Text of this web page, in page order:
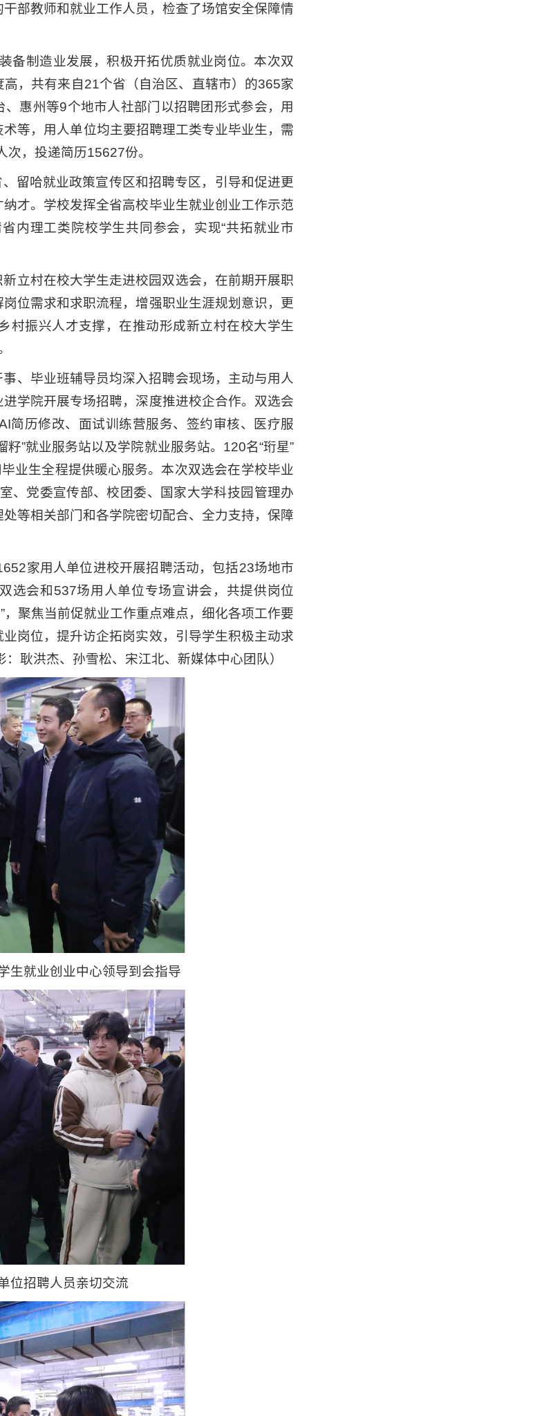
部教师和就业工作人员，检查了场馆安全保障情
备制造业发展，积极开拓优质就业岗位。本次双
，共有来自21个省（自治区、直辖市）的365家
惠州等9个地市人社部门以招聘团形式参会，用
等，用人单位均主要招聘理工类专业毕业生，需
，投递简历15627份。
留哈就业政策宣传区和招聘专区，引导和促进更
才。学校发挥全省高校毕业生就业创业工作示范
内理工类院校学生共同参会，实现“共拓就业市
立村在校大学生走进校园双选会，在前期开展职
位需求和求职流程，增强职业生涯规划意识，更
村振兴人才支撑，在推动形成新立村在校大学生
、毕业班辅导员均深入招聘会现场，主动与用人
学院开展专场招聘，深度推进校企合作。双选会
简历修改、面试训练营服务、签约审核、医疗服
”就业服务站以及学院就业服务站。120名“珩星”
业生全程提供暖心服务。本次双选会在学校毕业
、党委宣传部、校团委、国家大学科技园管理办
等相关部门和各学院密切配合、全力支持，保障
家用人单位进校开展招聘活动，包括23场地市
选会和537场用人单位专场宣讲会，共提供岗位
聚焦当前促就业工作重点难点，细化各项工作要
岗位，提升访企拓岗实效，引导学生积极主动求
耿洪杰、孙雪松、宋江北、新媒体中心团队）
生就业创业中心领导到会指导
位招聘人员亲切交流